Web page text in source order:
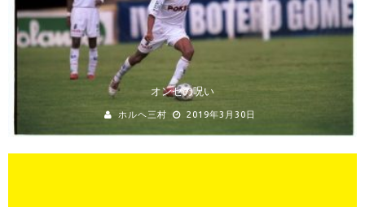
オンセの呪い
ホルヘ三村 2019年3月30日